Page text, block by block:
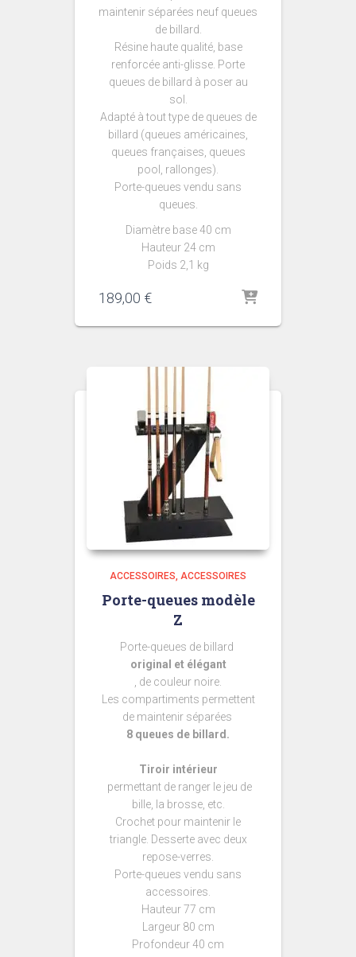
maintenir séparées neuf queues
de billard.
Résine haute qualité, base
renforcée anti-glisse. Porte
queues de billard à poser au
sol.
Adapté à tout type de queues de
billard (queues américaines,
queues françaises, queues
pool, rallonges).
Porte-queues vendu sans
queues.
Diamètre base 40 cm
Hauteur 24 cm
Poids 2,1 kg
189,00 €
ACCESSOIRES ACCESSOIRES
Porte-queues modèle
Z
Porte-queues de billard
original et élégant
, de couleur noire.
Les compartiments permettent
de maintenir séparées
8 queues de billard.
Tiroir intérieur
permettant de ranger le jeu de
bille, la brosse, etc.
Crochet pour maintenir le
triangle. Desserte avec deux
repose-verres.
Porte-queues vendu sans
accessoires.
Hauteur 77 cm
Largeur 80 cm
Profondeur 40 cm